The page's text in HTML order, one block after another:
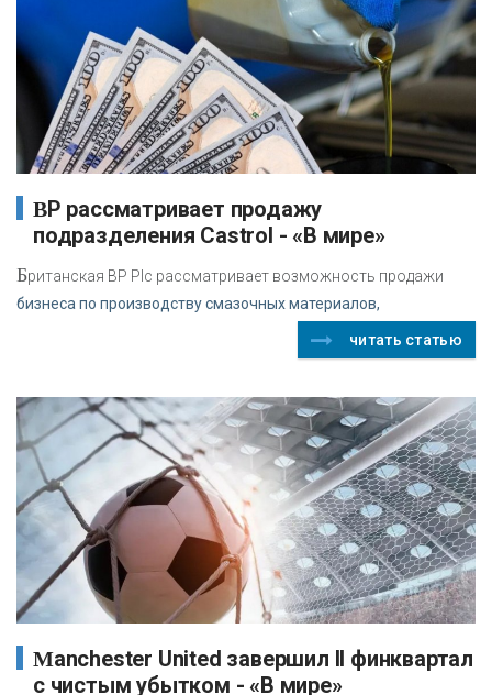
BP рассматривает продажу
подразделения Castrol - «В мире»
Британская BP Plc рассматривает возможность продажи
бизнеса по производству смазочных материалов,
читать статью
Manchester United завершил II финквартал
с чистым убытком - «В мире»